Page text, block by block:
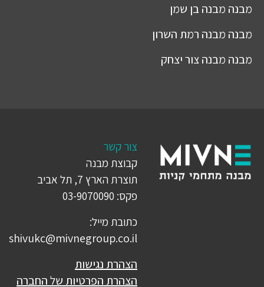
מבנה מבנה בן שמן
מבנה מבנה רמת השרון
מבנה מבנה צור יצחק
צור קשר
קבוצת מבנה
תוצרת הארץ 7, תל אביב
פקס: 03-9070090
כתובת מייל:
shivukc@mivnegroup.co.il
הצהרת נגישות
הצהרת הפרטיות של החברה